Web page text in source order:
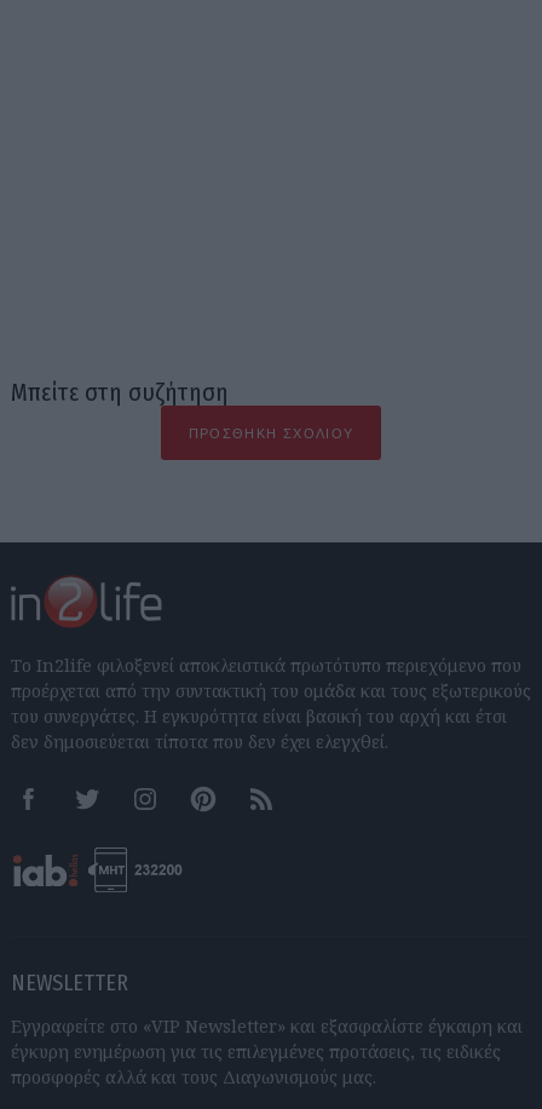
Μπείτε στη συζήτηση
ΠΡΟΣΘΉΚΗ ΣΧΟΛΊΟΥ
Το In2life φιλοξενεί αποκλειστικά πρωτότυπο περιεχόμενο που
προέρχεται από την συντακτική του ομάδα και τους εξωτερικούς
του συνεργάτες. Η εγκυρότητα είναι βασική του αρχή και έτσι
δεν δημοσιεύεται τίποτα που δεν έχει ελεγχθεί.
FacebookTwitter InstagramPinterestRSS feeds
NEWSLETTER
Εγγραφείτε στο «VIP Newsletter» και εξασφαλίστε έγκαιρη και
έγκυρη ενημέρωση για τις επιλεγμένες προτάσεις, τις ειδικές
προσφορές αλλά και τους Διαγωνισμούς μας.